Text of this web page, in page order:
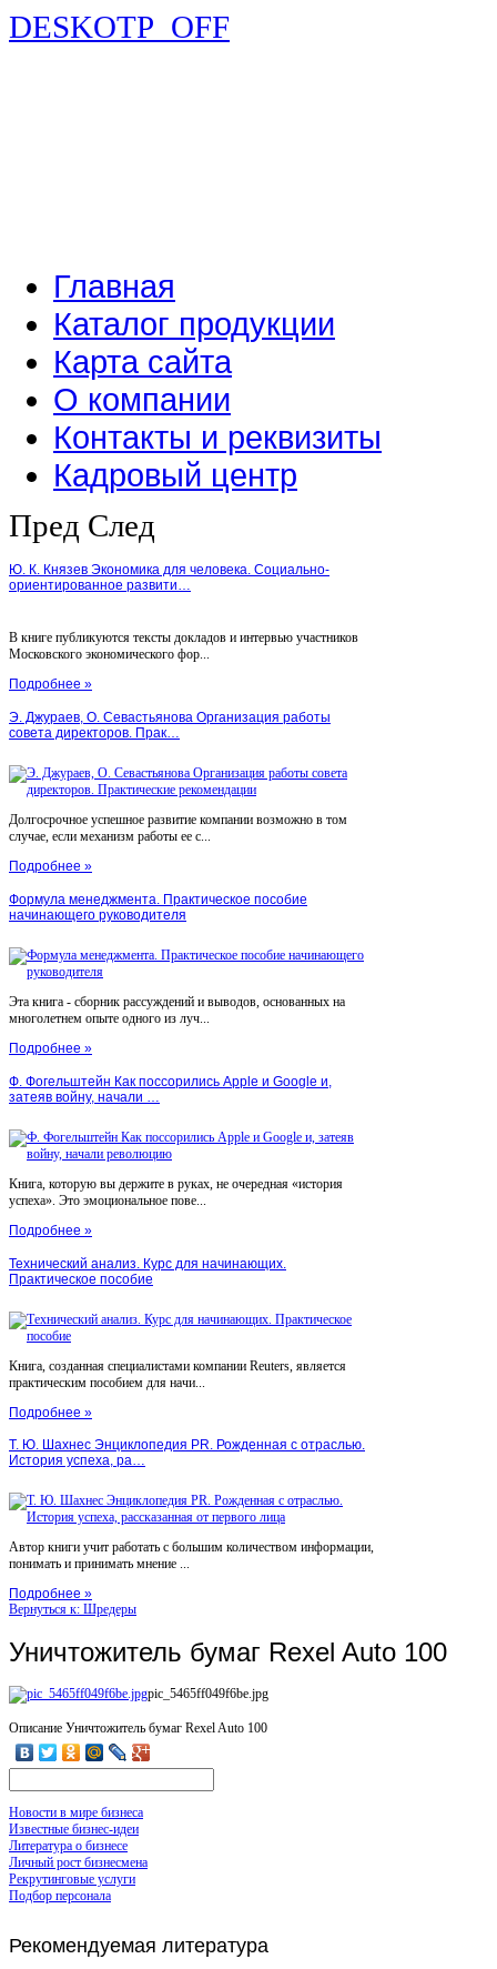
DESKOTP_OFF
Главная
Каталог продукции
Карта сайта
О компании
Контакты и реквизиты
Кадровый центр
Пред След
Ю. К. Князев Экономика для человека. Социально-
ориентированное развити…
В книге публикуются тексты докладов и интервью участников
Московского экономического фор...
Подробнее »
Э. Джураев, О. Севастьянова Организация работы
совета директоров. Прак…
Долгосрочное успешное развитие компании возможно в том
случае, если механизм работы ее с...
Подробнее »
Формула менеджмента. Практическое пособие
начинающего руководителя
Эта книга - сборник рассуждений и выводов, основанных на
многолетнем опыте одного из луч...
Подробнее »
Ф. Фогельштейн Как поссорились Apple и Google и,
затеяв войну, начали …
Книга, которую вы держите в руках, не очередная «история
успеха». Это эмоциональное пове...
Подробнее »
Технический анализ. Курс для начинающих.
Практическое пособие
Книга, созданная специалистами компании Reuters, является
практическим пособием для начи...
Подробнее »
Т. Ю. Шахнес Энциклопедия PR. Рожденная с отраслью.
История успеха, ра…
Автор книги учит работать с большим количеством информации,
понимать и принимать мнение ...
Подробнее »
Вернуться к: Шредеры
Уничтожитель бумаг Rexel Auto 100
pic_5465ff049f6be.jpg
Описание Уничтожитель бумаг Rexel Auto 100
Новости в мире бизнеса
Известные бизнес-идеи
Литература о бизнесе
Личный рост бизнесмена
Рекрутинговые услуги
Подбор персонала
Рекомендуемая литература